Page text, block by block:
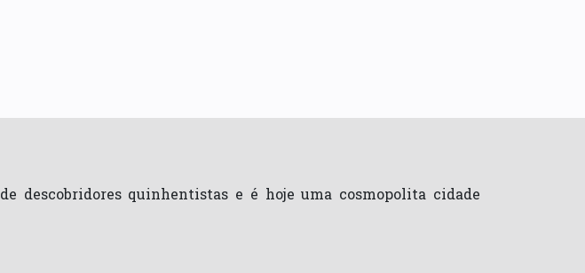
descobridores quinhentistas e é hoje uma cosmopolita cidade